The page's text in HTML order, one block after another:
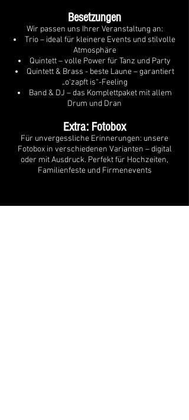
Besetzungen
Wir passen uns Ihrer Veranstaltung an:
Trio – ideal für kleinere Events und stilvolle
Atmosphäre
Quintett – volle Power für Tanz und Party
Quintett & Brass - beste Laune – garantiert
„o‘zapft is“-Feeling
Band & DJ – das Komplettpaket mit allem
Drum und Dran
Extra: Fotobox
Für unvergessliche Erinnerungen: unsere
Fotobox in verschiedenen Varianten – digital
oder mit Ausdruck. Perfekt für Hochzeiten,
Familienfeste und Firmenevents